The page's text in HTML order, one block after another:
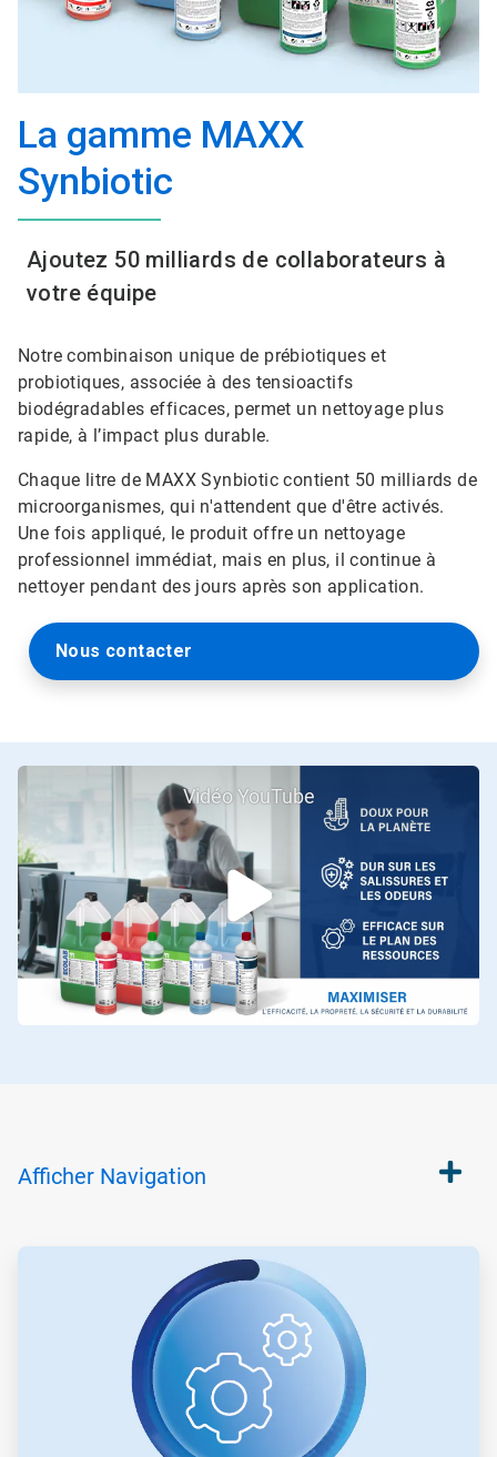
La gamme MAXX
Synbiotic
Ajoutez 50 milliards de collaborateurs à
votre équipe
Notre combinaison unique de prébiotiques et
probiotiques, associée à des tensioactifs
biodégradables efficaces, permet un nettoyage plus
rapide, à l’impact plus durable.
Chaque litre de MAXX Synbiotic contient 50 milliards de
microorganismes, qui n'attendent que d'être activés.
Une fois appliqué, le produit offre un nettoyage
professionnel immédiat, mais en plus, il continue à
nettoyer pendant des jours après son application.
Nous contacter
Vidéo YouTube
Afficher Navigation
ArticleTile